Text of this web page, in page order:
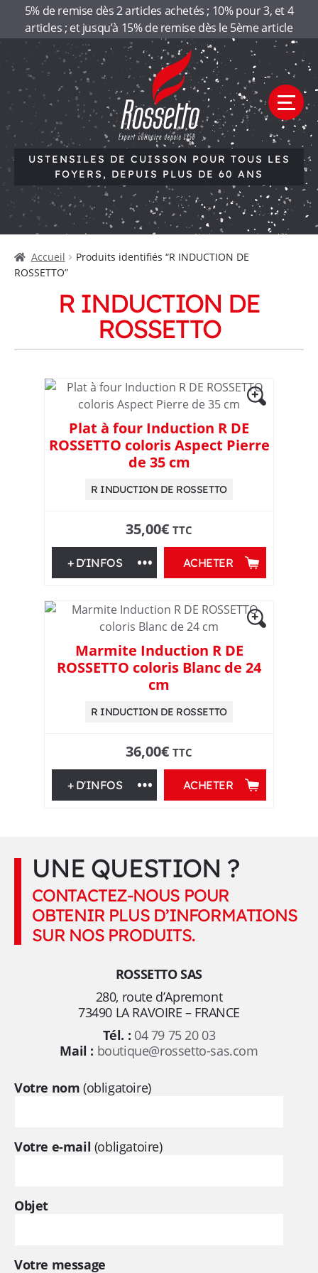
5% de remise dès 2 articles achetés ; 10% pour 3, et 4
articles ; et jusqu’à 15% de remise dès le 5ème article
Aller
à
la
navigation
Aller
au
contenu
R
o
s
s
e
t
t
o
,
s
t
e
s
i
l
e
s
d
e
c
s
s
n
p
o
u
t
USTENSILES DE CUISSON POUR TOUS LES
FOYERS, DEPUIS PLUS DE 60 ANS
M
e
n
u
Accueil
Qui sommes-nous
Nos gammes
Accueil
Produits identifiés “R INDUCTION DE
ROSSETTO”
R INDUCTION DE
ROSSETTO
Plat à four Induction R DE
ROSSETTO coloris Aspect Pierre
de 35 cm
R INDUCTION DE ROSSETTO
35,00€ TTC
ACHETER
+ D'INFOS
Marmite Induction R DE
ROSSETTO coloris Blanc de 24
cm
R INDUCTION DE ROSSETTO
36,00€ TTC
ACHETER
+ D'INFOS
UNE QUESTION ?
CONTACTEZ-NOUS POUR
OBTENIR PLUS D’INFORMATIONS
SUR NOS PRODUITS.
ROSSETTO SAS
280, route d’Apremont
73490 LA RAVOIRE – FRANCE
Tél. : 04 79 75 20 03
Mail : boutique@rossetto-sas.com
Votre nom (obligatoire)
Votre e-mail (obligatoire)
Objet
Votre message
Panneau de gestion des cookies